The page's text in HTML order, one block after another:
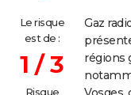
Le risque
est de :
1 / 3
Risque
Gaz
régions